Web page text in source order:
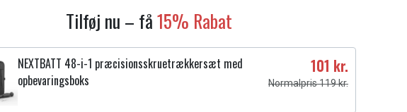
Tilføj nu – få15% Rabat
NEXTBATT 48-i-1 præcisionsskruetrækkersæt med
opbevaringsboks
101 kr.
Normalpris 119 kr.